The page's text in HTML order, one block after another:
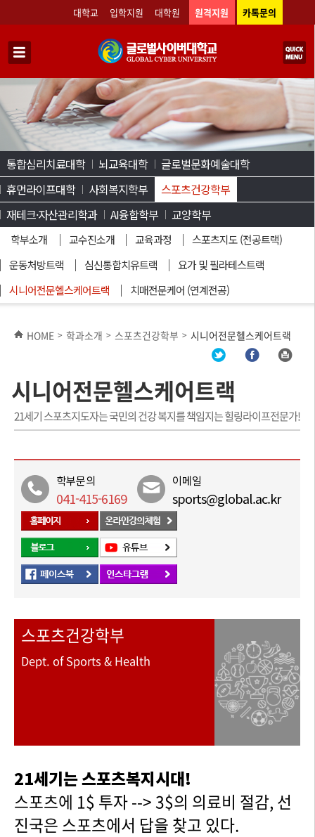
대학교 입학지원 대학원 원격지원 카톡문의
통합심리치료대학 뇌교육대학
글로벌문화예술대학
휴먼라이프대학
사회복지학부 스포츠건강학부
학부소개 교수진소개 교육과정
스포츠지도 (전공트랙)
운동처방트랙
심신통합치유트랙
요가 및 필라테스트랙
시니어전문헬스케어트랙
치매전문케어 (연계전공)
재테크·자산관리학과 AI융합학부 교양학부
HOME > 학과소개 > 스포츠건강학부 > 시니어전문헬스케어트랙
시니어전문헬스케어트랙
21세기 스포츠지도자는 국민의 건강 복지를 책임지는 힐링라이프전문가!
학부문의
041-415-6169
이메일
sports@global.ac.kr
스포츠건강학부
Dept. of Sports & Health
21세기는 스포츠복지시대!
스포츠에 1$ 투자 --> 3$의 의료비 절감, 선
진국은 스포츠에서 답을 찾고 있다.